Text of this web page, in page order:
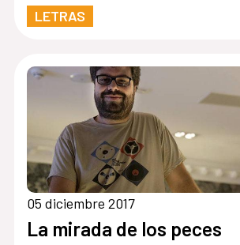
LETRAS
05 diciembre 2017
La mirada de los peces